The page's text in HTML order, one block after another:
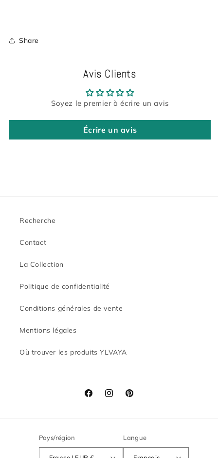
Share
Avis Clients
Soyez le premier à écrire un avis
Écrire un avis
Recherche
Contact
La Collection
Politique de confidentialité
Conditions générales de vente
Mentions légales
Où trouver les produits YLVAYA
FacebookInstagramPinterest
Pays/région Langue